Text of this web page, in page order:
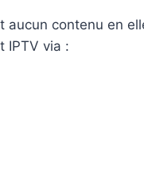
aucun contenu en
IPTV via :